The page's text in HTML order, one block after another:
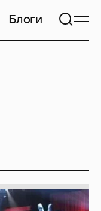
Блоги